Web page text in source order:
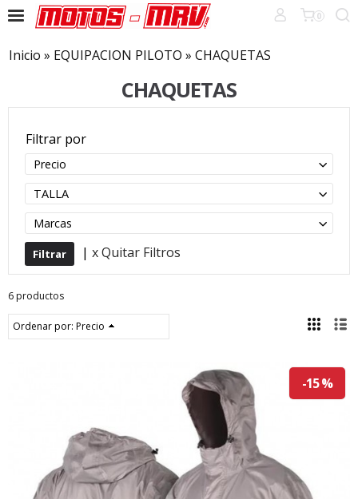
0
Inicio » EQUIPACION PILOTO » CHAQUETAS
CHAQUETAS
Filtrar por
Precio
TALLA
Marcas
| x Quitar Filtros
6 productos
Ordenar por: Precio
-15 %